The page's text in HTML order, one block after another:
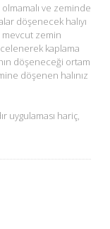
ve zeminde
döşenecek halıyı
mevcut zemin
kaplama
döşeneceği ortam
döşenen halınız
uygulaması hariç,